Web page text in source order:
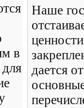
в
Наше
дается